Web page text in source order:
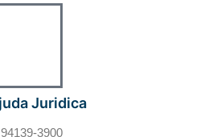
Juridica
3900